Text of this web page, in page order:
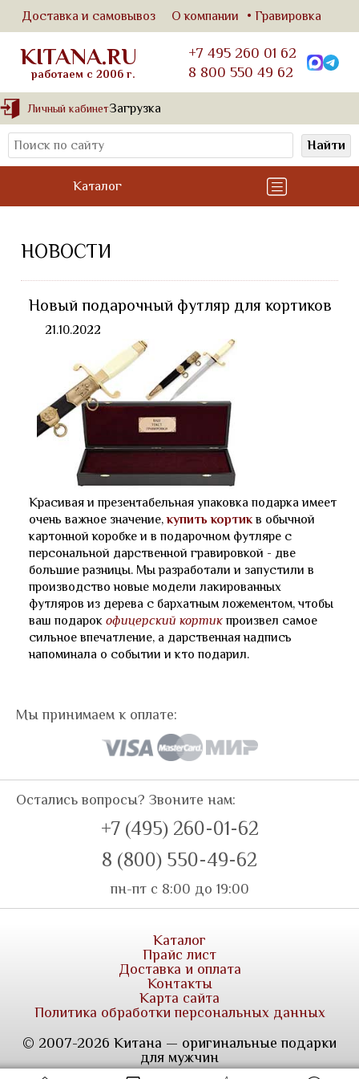
Доставка и самовывоз О компании Гравировка
KITANA.RU
работаем с 2006 г.
+7 495 260 01 62
8 800 550 49 62
Личный кабинетЗагрузка
Найти
Каталог
НОВОСТИ
Новый подарочный футляр для кортиков
21.10.2022
Красивая и презентабельная упаковка подарка имеет
очень важное значение,купить кортикв обычной
картонной коробке и в подарочном футляре с
персональной дарственной гравировкой - две
большие разницы. Мы разработали и запустили в
производство новые модели лакированных
футляров из дерева с бархатным ложементом, чтобы
ваш подарок офицерский кортикпроизвел самое
сильное впечатление, а дарственная надпись
напоминала о событии и кто подарил.
Мы принимаем к оплате:
Остались вопросы? Звоните нам:
+7 (495) 260-01-62
8 (800) 550-49-62
пн-пт с 8:00 до 19:00
Каталог
Прайс лист
Доставка и оплата
Контакты
Карта сайта
Политика обработки персональных данных
© 2007-2026 Китана — оригинальные подарки
для мужчин